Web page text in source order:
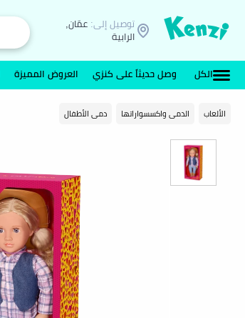
توصيل إلى: عمّان,
الرابية
الكل وصل حديثاً على كنزي العروض المميزة
الألعاب الدمى واكسسواراتها دمى الأطفال